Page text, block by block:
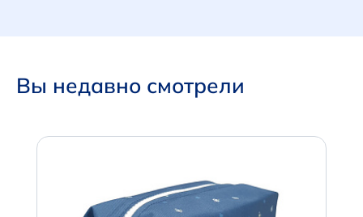
Вы недавно смотрели